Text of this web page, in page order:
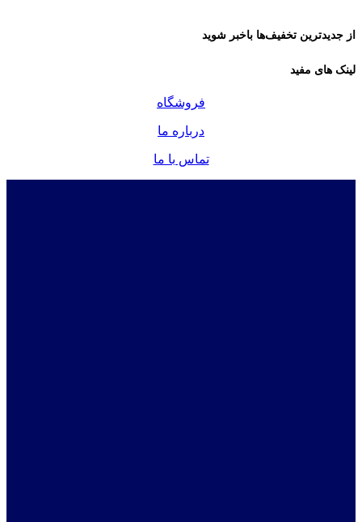
از جدیدترین تخفیف‌ها باخبر شوید
لینک های مفید
فروشگاه
درباره ما
تماس با ما